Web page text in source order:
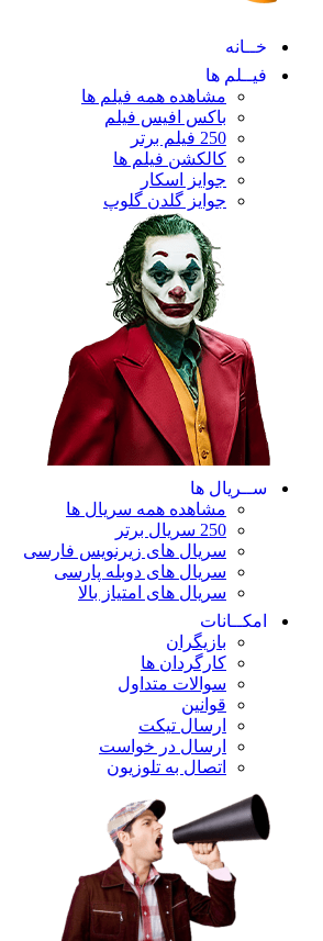
خــانه
فیــلم ها
مشاهده همه فیلم ها
باکس افیس فیلم
250 فیلم برتر
کالکشن فیلم ها
جوایز اسکار
جوایز گلدن گلوپ
ســریال ها
مشاهده همه سریال ها
250 سریال برتر
سریال های زیرنویس فارسی
سریال های دوبله پارسی
سریال های امتیاز بالا
امکــانات
بازیگران
کارگردان ها
سوالات متداول
قوانین
ارسال تیکت
ارسال در خواست
اتصال به تلوزیون